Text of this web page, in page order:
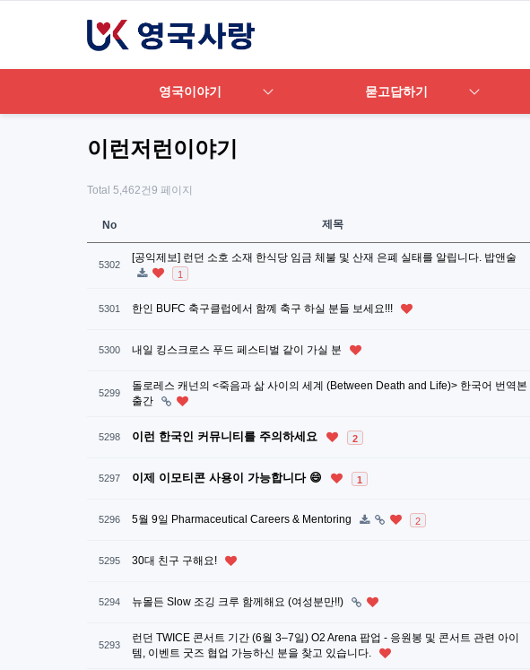
영국이야기 묻고답하기
이런저런이야기
Total 5,462건9 페이지
No 제목
5302
[공익제보] 런던 소호 소재 한식당 임금 체불 및 산재 은폐 실태를 알립니다. 밥앤술
1
5301 한인 BUFC 축구클럽에서 함꼐 축구 하실 분들 보세요!!!
5300 내일 킹스크로스 푸드 페스티벌 같이 가실 분
5299
돌로레스 캐넌의 <죽음과 삶 사이의 세계 (Between Death and Life)> 한국어 번역본
출간
5298 이런 한국인 커뮤니티를 주의하세요 2
5297 이제 이모티콘 사용이 가능합니다 😄 1
5296 5월 9일 Pharmaceutical Careers & Mentoring 2
5295 30대 친구 구해요!
5294 뉴몰든 Slow 조깅 크루 함께해요 (여성분만!!)
5293
런던 TWICE 콘서트 기간 (6월 3–7일) O2 Arena 팝업 - 응원봉 및 콘서트 관련 아이
템, 이벤트 굿즈 협업 가능하신 분을 찾고 있습니다.